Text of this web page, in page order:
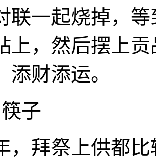
联一起烧掉，
上，然后摆上
添财添运。
子
拜祭上供都比